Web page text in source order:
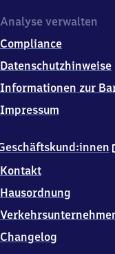
2
8
7
Kontakt
Hausordnung
Changelog
Analyse verwalten
Compliance
Datenschutzhinweise
Informationen zur
Impressum